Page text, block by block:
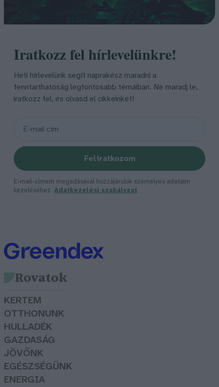
Iratkozz fel hírlevelünkre!
Heti hírlevelünk segít naprakész maradni a
fenntarthatóság legfontosabb témáiban. Ne maradj le,
iratkozz fel, és olvasd el cikkeinket!
Feliratkozom
E-mail-címem megadásával hozzájárulok személyes adataim
kezeléséhez. Adatkezelési szabályzat
Rovatok
KERTEM
OTTHONUNK
HULLADÉK
GAZDASÁG
JÖVŐNK
EGÉSZSÉGÜNK
ENERGIA